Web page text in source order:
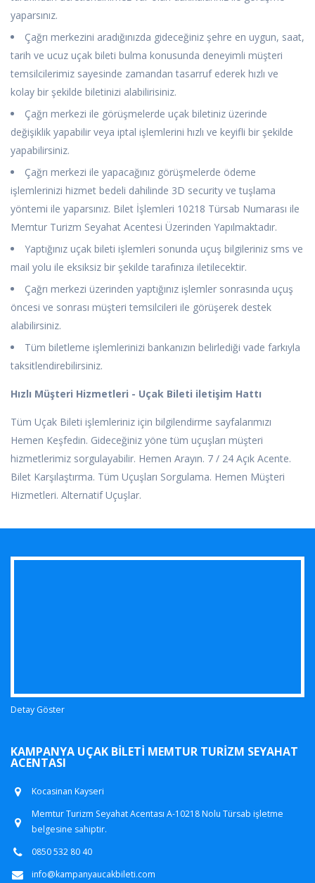
yaparsınız.
Çağrı merkezini aradığınızda gideceğiniz şehre en uygun, saat,
tarih ve ucuz uçak bileti bulma konusunda deneyimli müşteri
temsilcilerimiz sayesinde zamandan tasarruf ederek hızlı ve
kolay bir şekilde biletinizi alabilirisiniz.
Çağrı merkezi ile görüşmelerde uçak biletiniz üzerinde
değişiklik yapabilir veya iptal işlemlerini hızlı ve keyifli bir şekilde
yapabilirsiniz.
Çağrı merkezi ile yapacağınız görüşmelerde ödeme
işlemlerinizi hizmet bedeli dahilinde 3D security ve tuşlama
yöntemi ile yaparsınız. Bilet İşlemleri 10218 Türsab Numarası ile
Memtur Turizm Seyahat Acentesi Üzerinden Yapılmaktadır.
Yaptığınız uçak bileti işlemleri sonunda uçuş bilgileriniz sms ve
mail yolu ile eksiksiz bir şekilde tarafınıza iletilecektir.
Çağrı merkezi üzerinden yaptığınız işlemler sonrasında uçuş
öncesi ve sonrası müşteri temsilcileri ile görüşerek destek
alabilirsiniz.
Tüm biletleme işlemlerinizi bankanızın belirlediği vade farkıyla
taksitlendirebilirsiniz.
Hızlı Müşteri Hizmetleri - Uçak Bileti iletişim Hattı
Tüm Uçak Bileti işlemleriniz için bilgilendirme sayfalarımızı
Hemen Keşfedin. Gideceğiniz yöne tüm uçuşları müşteri
hizmetlerimiz sorgulayabilir. Hemen Arayın. 7 / 24 Açık Acente.
Bilet Karşılaştırma. Tüm Uçuşları Sorgulama. Hemen Müşteri
Hizmetleri. Alternatif Uçuşlar.
Detay Göster
KAMPANYA UÇAK BILETI MEMTUR TURIZM SEYAHAT
ACENTASI
Kocasinan Kayseri
Memtur Turizm Seyahat Acentası A-10218 Nolu Türsab işletme
belgesine sahiptir.
0850 532 80 40
info@kampanyaucakbileti.com